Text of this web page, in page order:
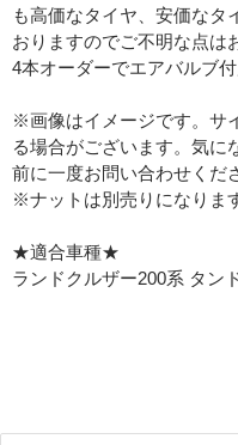
も高価なタイヤ、安価なタ
おりますのでご不明な点は
4本オーダーでエアバルブ
※画像はイメージです。サ
る場合がございます。気に
前に一度お問い合わせくだ
※ナットは別売りになりま
★適合車種★
ランドクルザー200系 タン